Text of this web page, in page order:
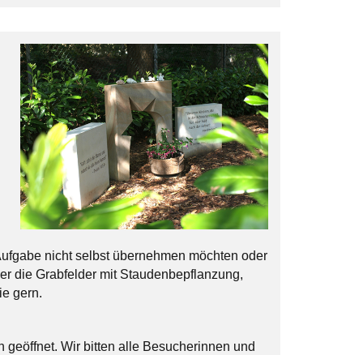
nicht selbst übernehmen möchten oder
die Grabfelder mit Staudenbepflanzung,
gern.
Wir bitten alle Besucherinnen und